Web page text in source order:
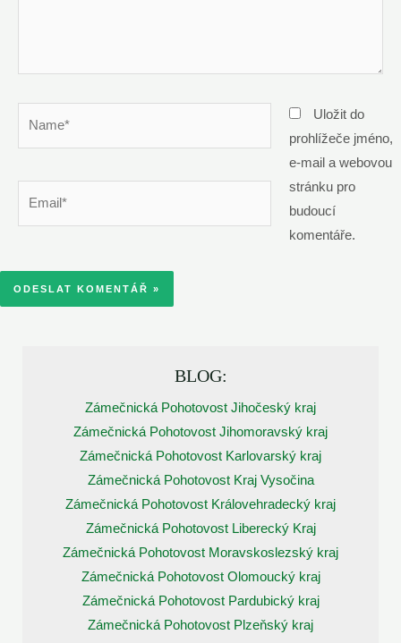
Uložit do
prohlížeče jméno,
e-mail a webovou
stránku pro
budoucí
komentáře.
BLOG:
Zámečnická Pohotovost Jihočeský kraj
Zámečnická Pohotovost Jihomoravský kraj
Zámečnická Pohotovost Karlovarský kraj
Zámečnická Pohotovost Kraj Vysočina
Zámečnická Pohotovost Královehradecký kraj
Zámečnická Pohotovost Liberecký Kraj
Zámečnická Pohotovost Moravskoslezský kraj
Zámečnická Pohotovost Olomoucký kraj
Zámečnická Pohotovost Pardubický kraj
Zámečnická Pohotovost Plzeňský kraj